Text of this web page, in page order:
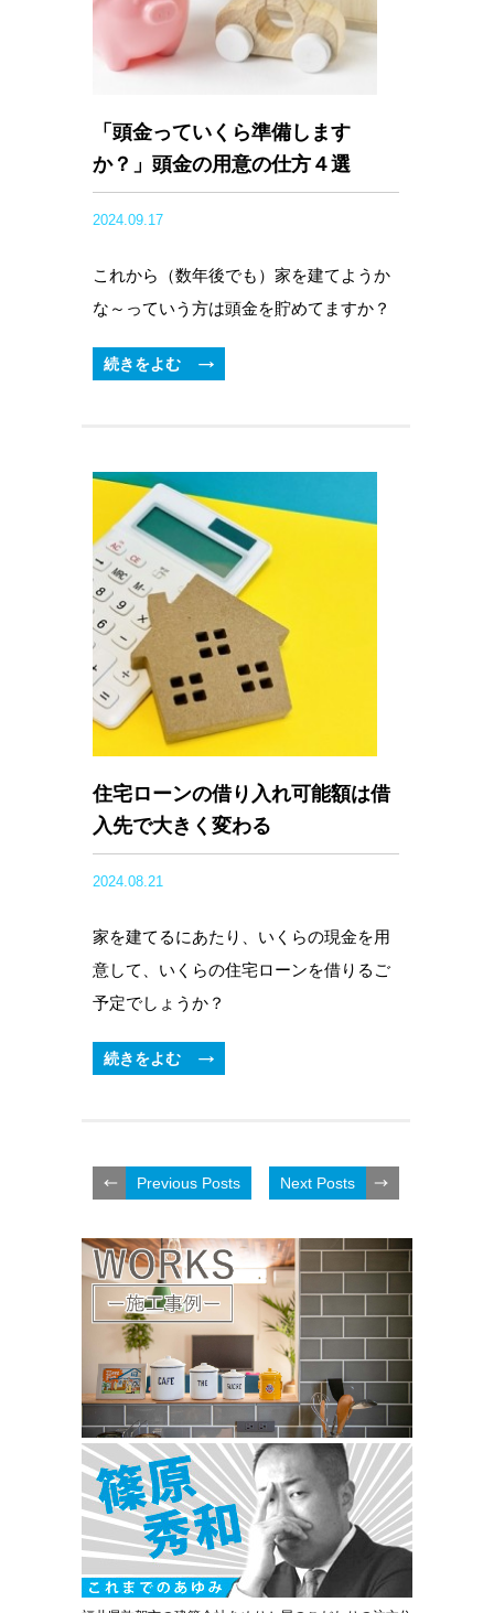
「頭金っていくら準備します
か？」頭金の用意の仕方４選
2024.09.17
これから（数年後でも）家を建てようか
な～っていう方は頭金を貯めてますか？
続きをよむ
住宅ローンの借り入れ可能額は借
入先で大きく変わる
2024.08.21
家を建てるにあたり、いくらの現金を用
意して、いくらの住宅ローンを借りるご
予定でしょうか？
続きをよむ
Previous Posts Next Posts